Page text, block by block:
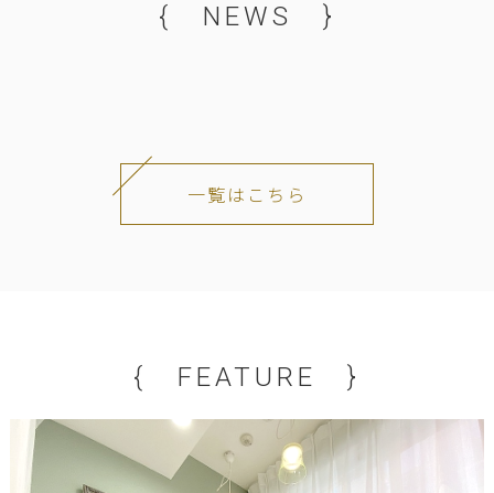
{ NEWS }
一覧はこちら
{ FEATURE }